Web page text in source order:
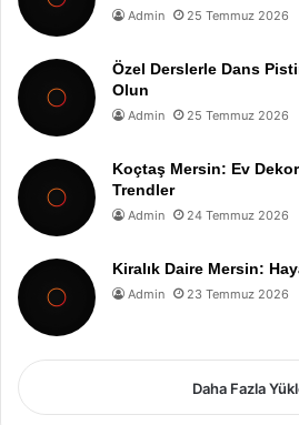
Admin 25 Temmuz 2026
Özel Derslerle Dans
Olun
Admin 25 Temmuz 2026
Koçtaş Mersin: Ev
Trendler
Admin 24 Temmuz 2026
Kiralık Daire Mersin:
Admin 23 Temmuz 2026
Daha Fazla